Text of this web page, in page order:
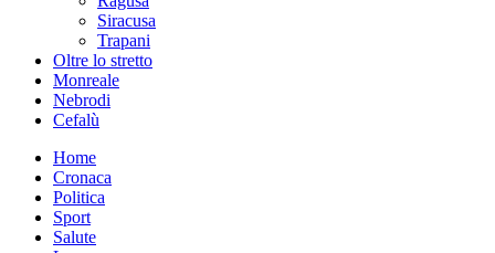
Siracusa
Trapani
Oltre lo stretto
Monreale
Nebrodi
Cefalù
Home
Cronaca
Politica
Sport
Salute